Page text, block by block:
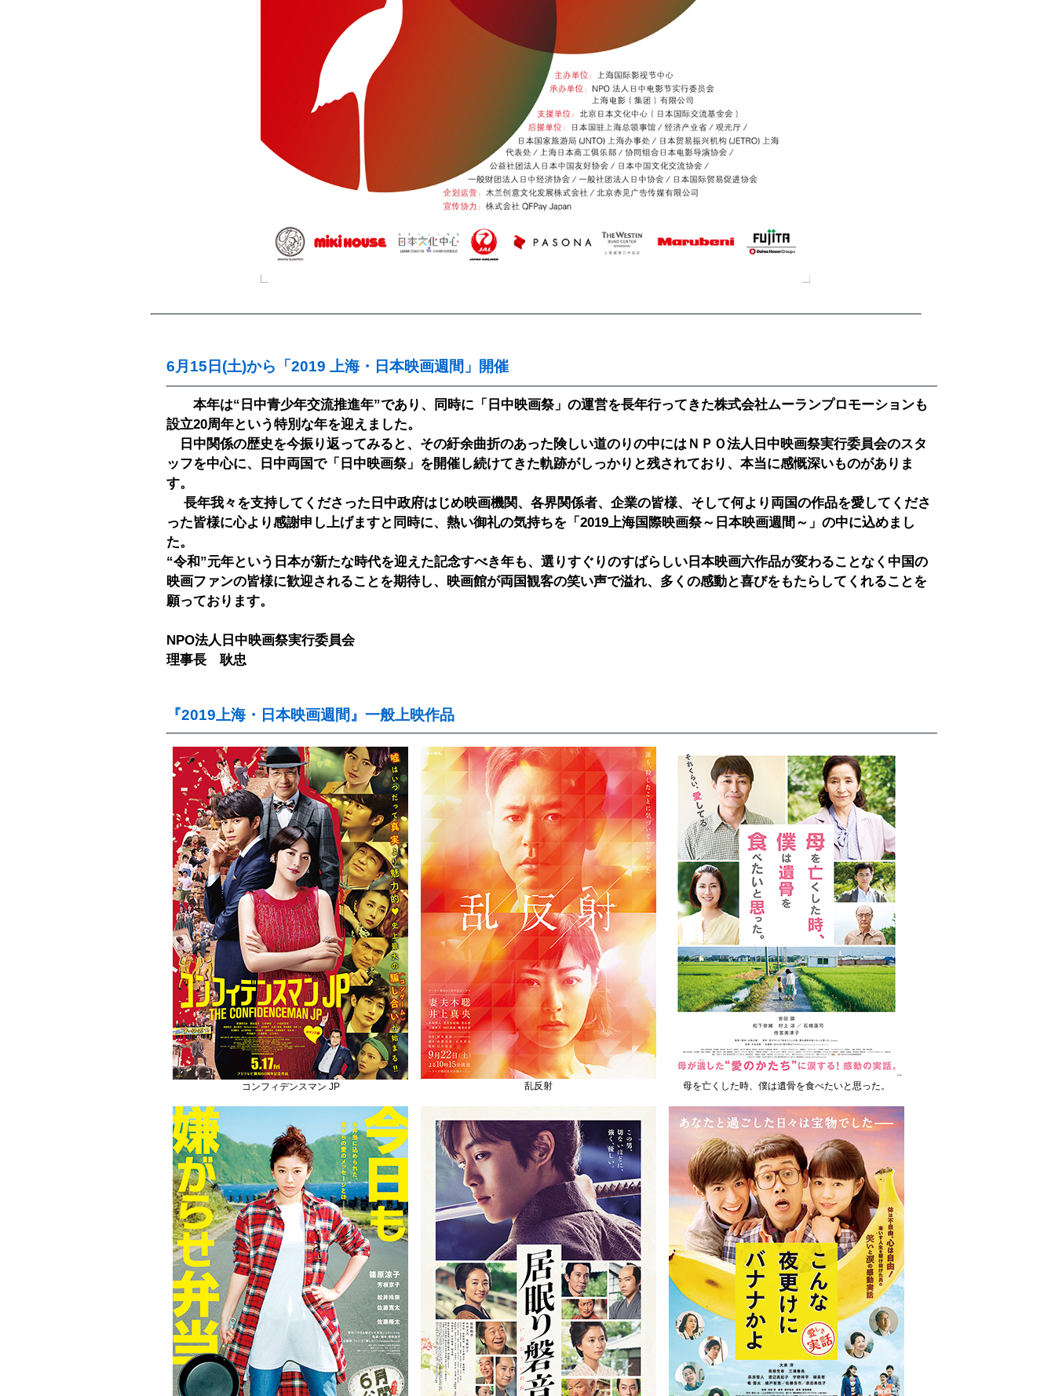
6月15日(土)から「2019 上海・日本映画週間」開催
本年は“日中青少年交流推進年”であり、同時に「日中映画祭」の運営を長年行ってきた株式会社ムーランプロモーションも
設立20周年という特別な年を迎えました。
日中関係の歴史を今振り返ってみると、その紆余曲折のあった険しい道のりの中にはＮＰＯ法人日中映画祭実行委員会のスタ
ッフを中心に、日中両国で「日中映画祭」を開催し続けてきた軌跡がしっかりと残されており、本当に感慨深いものがありま
す。
長年我々を支持してくださった日中政府はじめ映画機関、各界関係者、企業の皆様、そして何より両国の作品を愛してくださ
った皆様に心より感謝申し上げますと同時に、熱い御礼の気持ちを「2019上海国際映画祭～日本映画週間～」の中に込めまし
た。
“令和”元年という日本が新たな時代を迎えた記念すべき年も、選りすぐりのすばらしい日本映画六作品が変わることなく中国の
映画ファンの皆様に歓迎されることを期待し、映画館が両国観客の笑い声で溢れ、多くの感動と喜びをもたらしてくれることを
願っております。
NPO法人日中映画祭実行委員会
理事長 耿忠
『2019上海・日本映画週間』一般上映作品
コンフィデンスマン JP 乱反射 母を亡くした時、僕は遺骨を食べたいと思った。